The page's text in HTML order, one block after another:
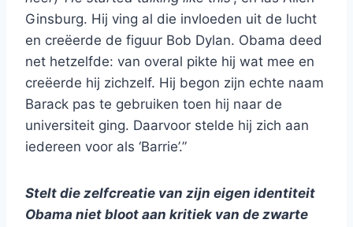
Ginsburg. Hij ving al die invloeden uit de lucht
en creëerde de figuur Bob Dylan. Obama deed
net hetzelfde: van overal pikte hij wat mee en
creëerde hij zichzelf. Hij begon zijn echte naam
Barack pas te gebruiken toen hij naar de
universiteit ging. Daarvoor stelde hij zich aan
iedereen voor als ‘Barrie’.”
Stelt die zelfcreatie van zijn eigen identiteit
Obama niet bloot aan kritiek van de zwarte